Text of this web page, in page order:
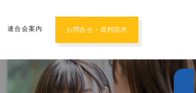
連合会案内 お問合せ・資料請求